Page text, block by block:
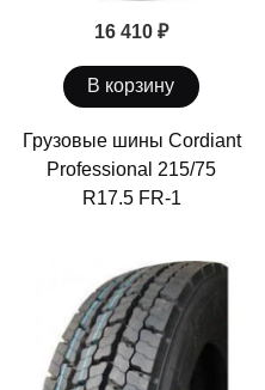
16 410 ₽
В корзину
Грузовые шины Cordiant
Professional 215/75
R17.5 FR-1